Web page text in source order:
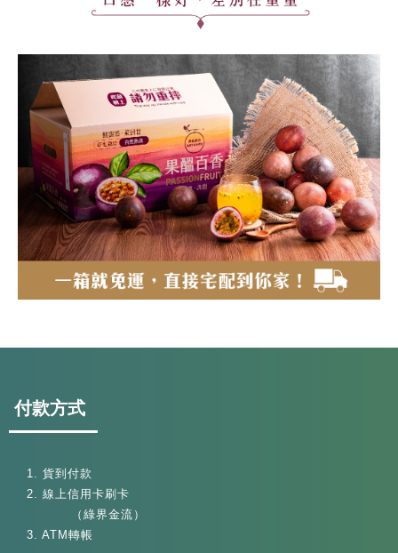
付款方式
1. 貨到付款
2. 線上信用卡刷卡
（綠界金流）
3. ATM轉帳